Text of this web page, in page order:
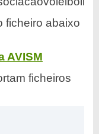
ficheiro abaixo
AVISM
ficheiros